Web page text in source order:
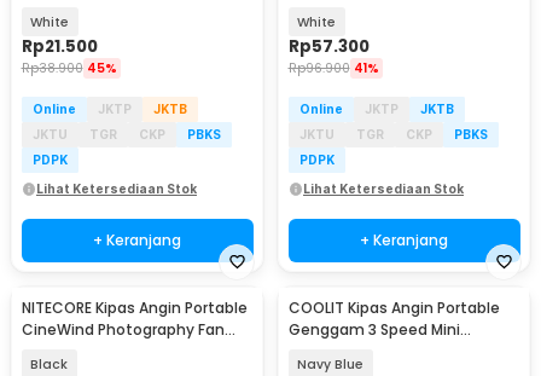
White
Rp21.500
Rp38.900 45%
Online JKTP
JKTB
JKTU
TGR CKP
PBKS
PDPK
Lihat Ketersediaan Stok
+ Keranjang
White
Rp57.300
Rp96.900 41%
Online JKTP
JKTB
JKTU
TGR CKP
PBKS
PDPK
Lihat Ketersediaan Stok
+ Keranjang
Baru
NITECORE Kipas Angin Portable
CineWind Photography Fan
Black
COOLIT Kipas Angin Portable
Genggam 3 Speed Mini
Navy Blue